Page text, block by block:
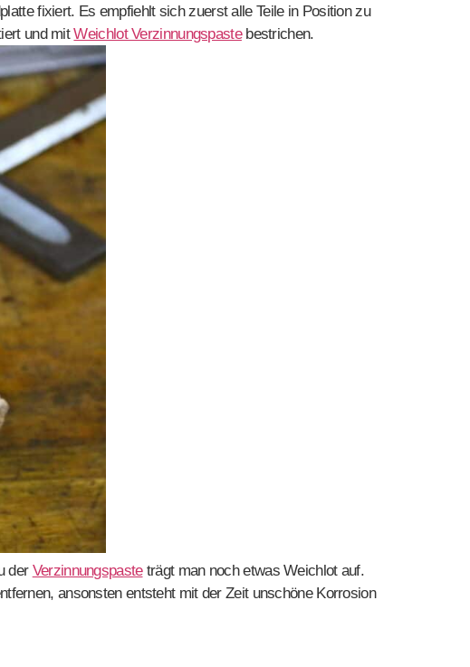
fixiert. Es empfiehlt sich zuerst alle Teile in Position zu
und mitWeichlot Verzinnungspastebestrichen.
der Verzinnungspasteträgt man noch etwas Weichlot auf.
ansonsten entsteht mit der Zeit unschöne Korrosion